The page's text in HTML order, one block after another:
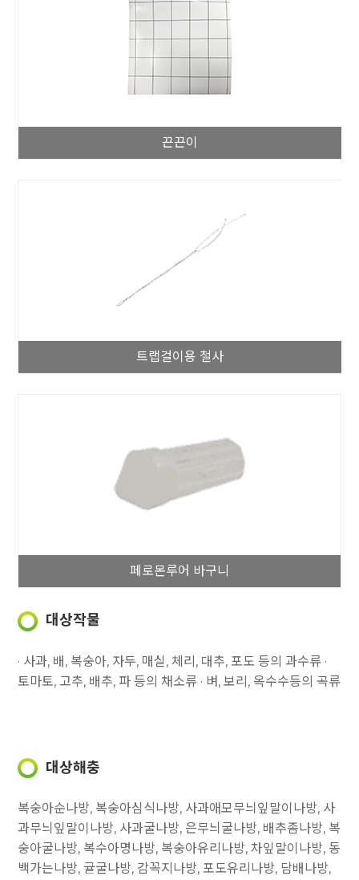
끈끈이
트랩걸이용 철사
페로몬루어 바구니
대상작물
· 사과, 배, 복숭아, 자두, 매실, 체리, 대추, 포도 등의 과수류 ·
토마토, 고추, 배추, 파 등의 채소류 · 벼, 보리, 옥수수등의 곡류
대상해충
복숭아순나방, 복숭아심식나방, 사과애모무늬잎말이나방, 사
과무늬잎말이나방, 사과굴나방, 은무늬굴나방, 배추좀나방, 복
숭아굴나방, 복수아명나방, 복숭아유리나방, 차잎말이나방, 동
백가는나방, 귤굴나방, 감꼭지나방, 포도유리나방, 담배나방,